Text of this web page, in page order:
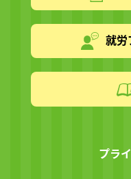
就労
プラ